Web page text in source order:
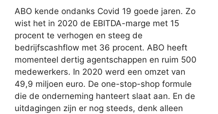
ABO kende ondanks Covid 19 goede jaren. Zo
wist het in 2020 de EBITDA-marge met 15
procent te verhogen en steeg de
bedrijfscashflow met 36 procent. ABO heeft
momenteel dertig agentschappen en ruim 500
medewerkers. In 2020 werd een omzet van
49,9 miljoen euro. De one-stop-shop formule
die de onderneming hanteert slaat aan. En de
uitdagingen zijn er nog steeds, denk alleen